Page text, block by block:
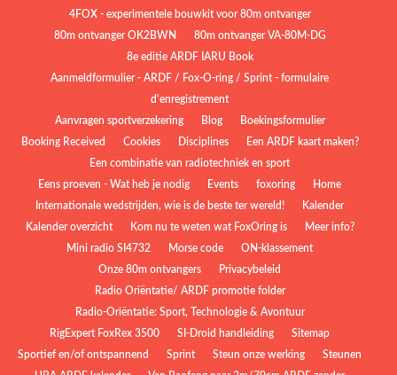
4FOX - experimentele bouwkit voor 80m ontvanger
80m ontvanger OK2BWN
80m ontvanger VA-80M-DG
8e editie ARDF IARU Book
Aanmeldformulier - ARDF / Fox-O-ring / Sprint - formulaire
d'enregistrement
Aanvragen sportverzekering
Blog
Boekingsformulier
Booking Received
Cookies Disciplines
Een ARDF kaart maken?
Een combinatie van radiotechniek en sport
Eens proeven - Wat heb je nodig
Events foxoring
Home
Internationale wedstrijden, wie is de beste ter wereld!
Kalender
Kalender overzicht
Kom nu te weten wat FoxOring is
Meer info?
Mini radio SI4732
Morse code
ON-klassement
Onze 80m ontvangers
Privacybeleid
Radio Oriëntatie/ ARDF promotie folder
Radio‑Oriëntatie: Sport, Technologie & Avontuur
RigExpert FoxRex 3500
SI-Droid handleiding
Sitemap
Sportief en/of ontspannend
Sprint Steun onze werking
Steunen